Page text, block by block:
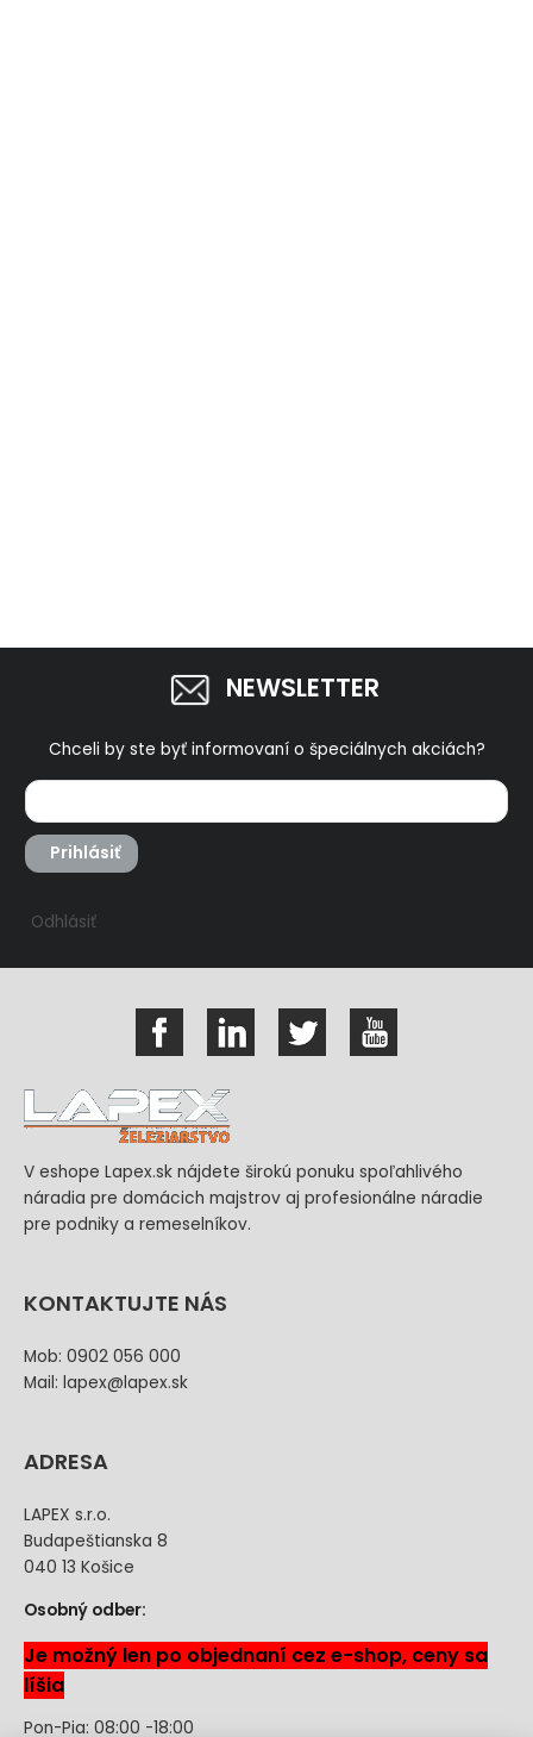
NEWSLETTER
Chceli by ste byť informovaní o špeciálnych akciách?
Prihlásiť
Odhlásiť
V eshope Lapex.sk nájdete širokú ponuku spoľahlivého
náradia pre domácich majstrov aj profesionálne náradie
pre podniky a remeselníkov.
KONTAKTUJTE NÁS
Mob: 0902 056 000
Mail: lapex@lapex.sk
ADRESA
LAPEX s.r.o.
Budapeštianska 8
040 13 Košice
Osobný odber:
Je možný len po objednaní cez e-shop, ceny sa
líšia
Pon-Pia: 08:00 -18:00